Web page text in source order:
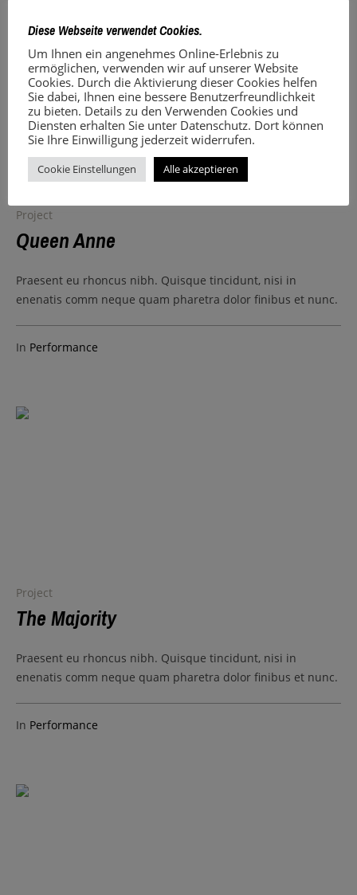
Project
Queen Anne
Praesent eu rhoncus nibh. Quisque tincidunt, nisi in
enenatis comm neque quam pharetra dolor finibus et nunc.
In Performance
Project
The Majority
Praesent eu rhoncus nibh. Quisque tincidunt, nisi in
enenatis comm neque quam pharetra dolor finibus et nunc.
In Performance
Diese Webseite verwendet Cookies.
Um Ihnen ein angenehmes Online-Erlebnis zu
ermöglichen, verwenden wir auf unserer Website
Cookies. Durch die Aktivierung dieser Cookies helfen
Sie dabei, Ihnen eine bessere Benutzerfreundlichkeit
zu bieten. Details zu den Verwenden Cookies und
Diensten erhalten Sie unter Datenschutz. Dort können
Sie Ihre Einwilligung jederzeit widerrufen.
Cookie Einstellungen Alle akzeptieren